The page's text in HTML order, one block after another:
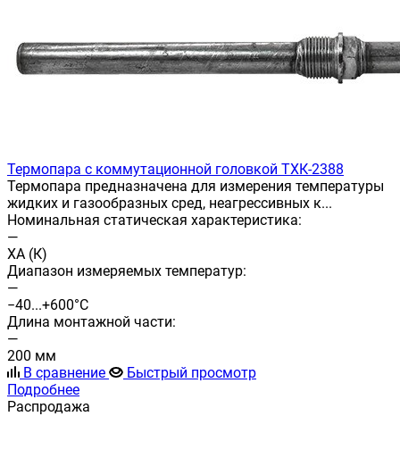
Термопара с коммутационной головкой ТХК-2388
Термопара предназначена для измерения температуры
жидких и газообразных сред, неагрессивных к...
Номинальная статическая характеристика:
—
ХА (К)
Диапазон измеряемых температур:
—
−40...+600°С
Длина монтажной части:
—
200 мм
В сравнение
Быстрый просмотр
Подробнее
Распродажа